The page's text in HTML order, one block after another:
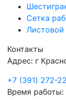
Сетка
Листовой
Контакты
Адрес: г
+7 (391) 272-
Время